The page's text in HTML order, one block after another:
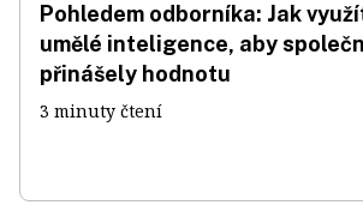
Pohledem odborníka: Jak
umělé inteligence, aby
přinášely hodnotu
3 minuty čtení